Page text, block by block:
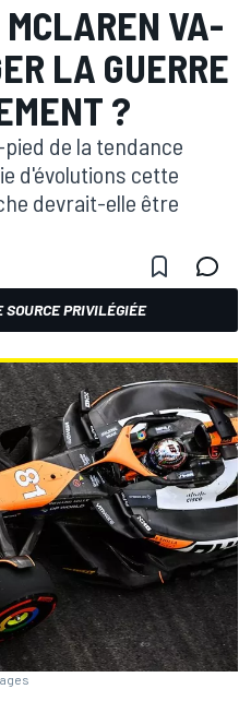
VA-
LA GUERRE
?
de la tendance
d'évolutions cette
devrait-elle être
SOURCE PRIVILÉGIÉE